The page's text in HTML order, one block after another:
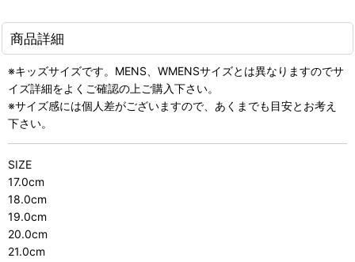
商品詳細
※キッズサイズです。MENS、WMENSサイズとは異なりますのでサ
イズ詳細をよくご確認の上ご購入下さい。
※サイズ感には個人差がございますので、あくまでも目安とお考え
下さい。
SIZE
17.0cm
18.0cm
19.0cm
20.0cm
21.0cm